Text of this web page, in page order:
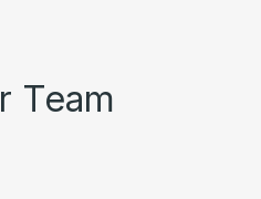
Team